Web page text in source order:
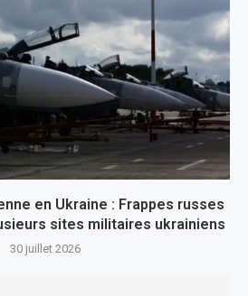
en Ukraine : Frappes russes
sites militaires ukrainiens
30 juillet 2026